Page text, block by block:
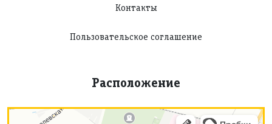
Контакты
Пользовательское соглашение
Расположение